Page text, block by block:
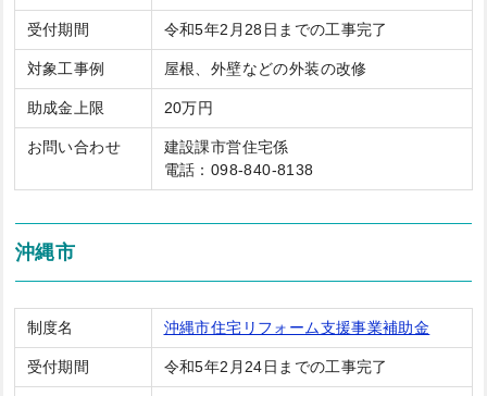
受付期間 令和5年2月28日までの工事完了
対象工事例 屋根、外壁などの外装の改修
助成金上限 20万円
お問い合わせ
建設課市営住宅係
電話：098-840-8138
沖縄市
制度名 沖縄市住宅リフォーム支援事業補助金
受付期間 令和5年2月24日までの工事完了